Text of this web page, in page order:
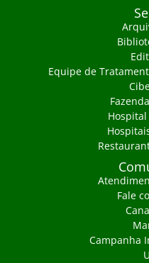
Equipe de
Fale
Campanha